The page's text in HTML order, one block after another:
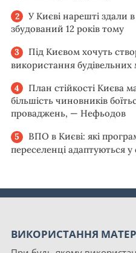
У Києві нарешті здали
збудований 12 років тому
Під Києвом хочуть
використання будівельних
План стійкості Києва
більшість чиновників
проваджень, — Нефьодов
ВПО в Києві: які
переселенці адаптуються у
ВИКОРИСТАННЯ